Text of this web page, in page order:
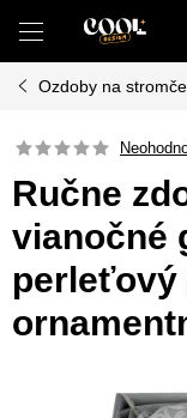
obsah
Ozdoby na
Ručne
vianočné
perleťový